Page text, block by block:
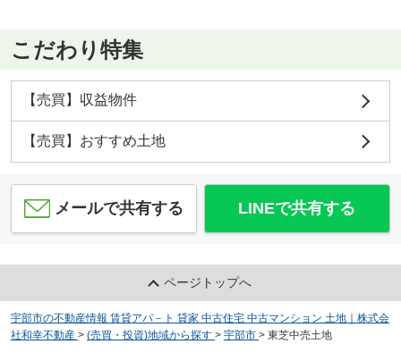
こだわり特集
【売買】収益物件
【売買】おすすめ土地
メールで共有する LINEで共有する
ページトップへ
宇部市の不動産情報 賃貸アパ－ト 貸家 中古住宅 中古マンション 土地｜株式会
社和幸不動産 > (売買・投資)地域から探す > 宇部市 > 東芝中売土地